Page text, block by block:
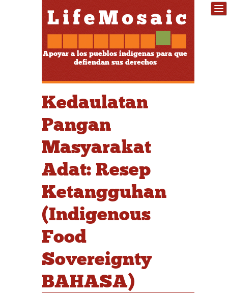
Apoyar a los pueblos indígenas para que
defiendan sus derechos
Kedaulatan
Pangan
Masyarakat
Adat: Resep
Ketangguhan
(Indigenous
Food
Sovereignty
BAHASA)